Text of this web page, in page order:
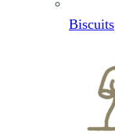
Biscuits